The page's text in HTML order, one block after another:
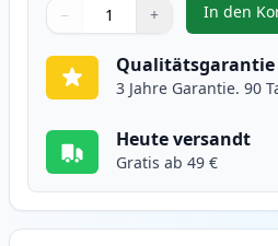
Verwenden Sie die Tasten, um
− +
1
In den,
Qualitätsgarantie
3 Jahre Garantie. 90
Heute versandt
Gratis ab 49 €